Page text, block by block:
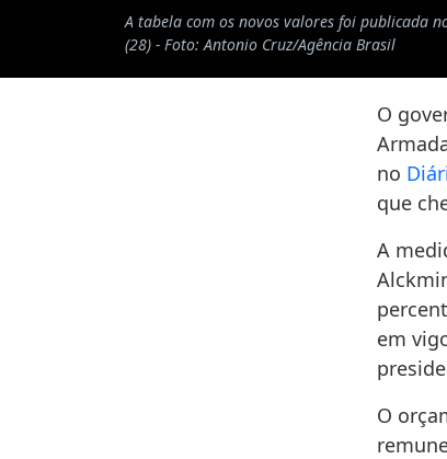
A tabela com os novos valores foi publicada
(28) - Foto: Antonio Cruz/Agência Brasil
O
no
que
A
em
O